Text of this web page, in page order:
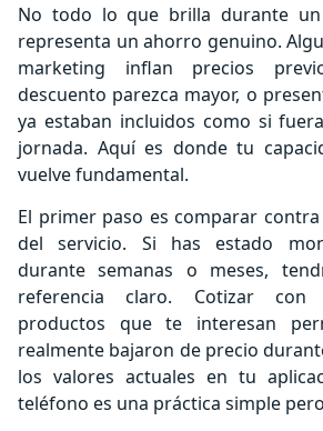
No todo lo que brilla durante un
representa un ahorro genuino.
marketing inflan precios
descuento parezca mayor, o
ya estaban incluidos como si
jornada. Aquí es donde tu
vuelve fundamental.
El primer paso es comparar
del servicio. Si has estado
durante semanas o meses,
referencia claro. Cotizar con
productos que te interesan
realmente bajaron de precio
los valores actuales en tu
teléfono es una práctica simple